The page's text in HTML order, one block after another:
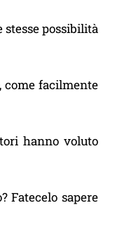
stesse possibilità
come facilmente
hanno voluto
Fatecelo sapere